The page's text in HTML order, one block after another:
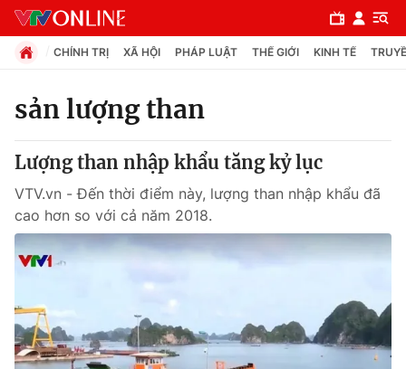
Chuyên mục
Xã hội
Y tế
CHÍNH TRỊ XÃ HỘI PHÁP LUẬT THẾ GIỚI KINH TẾ
sản lượng than
Lượng than nhập khẩu tăng kỷ lục
VTV.vn - Đến thời điểm này, lượng than nhập khẩu đã
cao hơn so với cả năm 2018.